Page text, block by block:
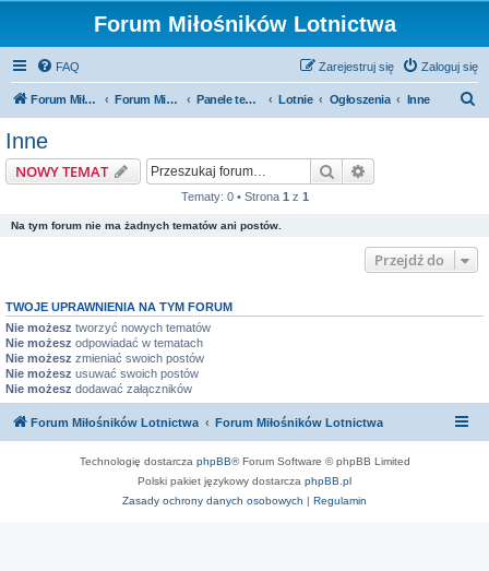
Forum Miłośników Lotnictwa
FAQ Zaloguj się
Zarejestruj się
Forum Miłośników Lotnictwa Forum Miłośników Lotnictwa Panele tematyczne Lotnie Ogłoszenia Inne
Inne
NOWY TEMAT Szukaj
Tematy: 0 • Strona 1 z 1
Na tym forum nie ma żadnych tematów ani postów.
Przejdź do
TWOJE UPRAWNIENIA NA TYM FORUM
Nie możesz tworzyć nowych tematów
Nie możesz odpowiadać w tematach
Nie możesz zmieniać swoich postów
Nie możesz usuwać swoich postów
Nie możesz dodawać załączników
Forum Miłośników Lotnictwa Forum Miłośników Lotnictwa
Technologię dostarcza phpBB® Forum Software © phpBB Limited
Polski pakiet językowy dostarcza phpBB.pl
Zasady ochrony danych osobowych | Regulamin